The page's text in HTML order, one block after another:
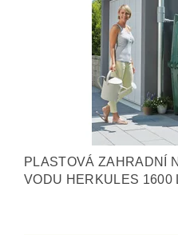
PLASTOVÁ ZAHRADNÍ
VODU HERKULES 1600